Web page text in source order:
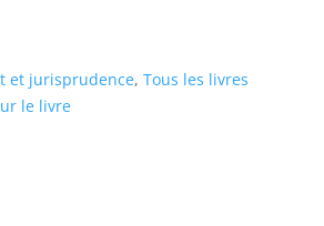
et jurisprudence, Tous les livres
le livre